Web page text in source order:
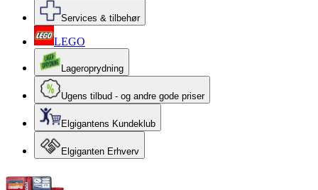
Services & tilbehør
LEGO
Lageroprydning
Ugens tilbud - og andre gode priser
Elgigantens Kundeklub
Elgiganten Erhverv